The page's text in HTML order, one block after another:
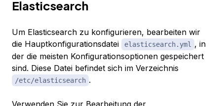
Elasticsearch
Um Elasticsearch zu konfigurieren, bearbeiten wir
die Hauptkonfigurationsdatei
elasticsearch.yml , in
der die meisten Konfigurationsoptionen gespeichert
sind. Diese Datei befindet sich im Verzeichnis
/etc/elasticsearch .